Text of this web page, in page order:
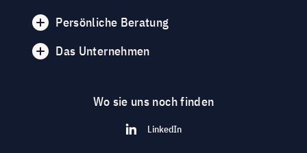
Persönliche Beratung
Das Unternehmen
Wo sie uns noch finden
LinkedIn